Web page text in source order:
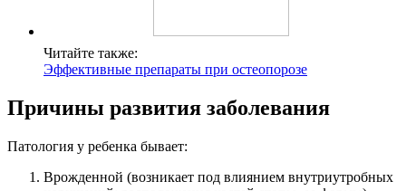
Читайте также:
Эффективные препараты при остеопорозе
Причины развития заболевания
Патология у ребенка бывает:
Врожденной (возникает под влиянием внутриутробных